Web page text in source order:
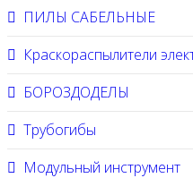
ПИЛЫ САБЕЛЬНЫЕ
Краскораспылители
БОРОЗДОДЕЛЫ
Трубогибы
Модульный инструмент